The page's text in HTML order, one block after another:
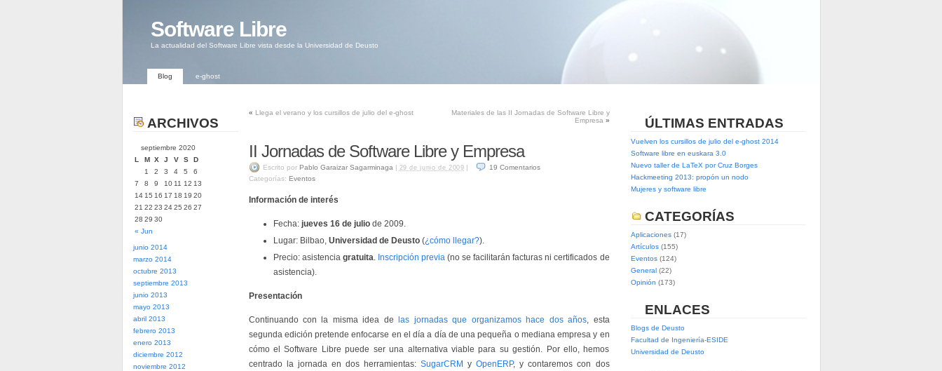
Software Libre
La actualidad del Software Libre vista desde la Universidad de Deusto
Blog e-ghost
ARCHIVOS
septiembre 2020
L
M X J V S D
« Jun
1 2 3 4 5
6
7
8 9 10 11 12 13
14 15 16 17 18 19 20
21 22 23 24 25 26 27
28 29 30
junio 2014
marzo 2014
octubre 2013
septiembre 2013
junio 2013
mayo 2013
abril 2013
febrero 2013
enero 2013
diciembre 2012
noviembre 2012
« Llega el verano y los cursillos de julio del e-ghost
Materiales de las II Jornadas de Software Libre y
Empresa »
II Jornadas de Software Libre y Empresa
Escrito por Pablo Garaizar Sagarminaga | 29 de junio de 2009 | 19Comentarios
Categorías: Eventos
Información de interés
Fecha:jueves 16 de juliode 2009.
Lugar: Bilbao, Universidad de Deusto(¿cómo llegar?).
Precio: asistencia gratuita. Inscripción previa(no se facilitarán facturas ni certificados de
asistencia).
Presentación
Continuando con la misma idea de las jornadas que organizamos hace dos años, esta
segunda edición pretende enfocarse en el día a día de una pequeña o mediana empresa y en
cómo el Software Libre puede ser una alternativa viable para su gestión. Por ello, hemos
centrado la jornada en dos herramientas: SugarCRM yOpenERP, y contaremos con dos
ÚLTIMAS ENTRADAS
Vuelven los cursillos de julio del e-ghost 2014
Software libre en euskara 3.0
Nuevo taller de LaTeX por Cruz Borges
Hackmeeting 2013: propón un nodo
Mujeres y software libre
CATEGORÍAS
Aplicaciones(17)
Artículos(155)
Eventos(124)
General(22)
Opinión (173)
ENLACES
Blogs de Deusto
Facultad de Ingeniería-ESIDE
Universidad de Deusto